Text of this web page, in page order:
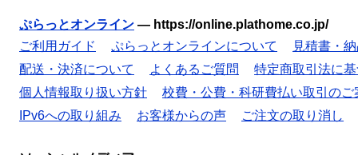
ぷらっとオンライン — https://online.plathome.co.jp/
ご利用ガイド
ぷらっとオンラインについて
見積書・
配送・決済について
よくあるご質問
特定商取引法に
個人情報取り扱い方針
校費・公費・科研費払い取引のご
IPv6への取り組み
お客様からの声 ご注文の取り消し